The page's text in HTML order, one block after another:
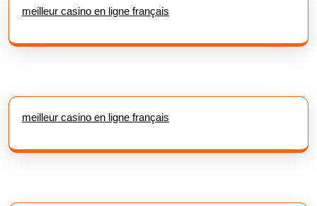
meilleur casino en ligne français
meilleur casino en ligne français